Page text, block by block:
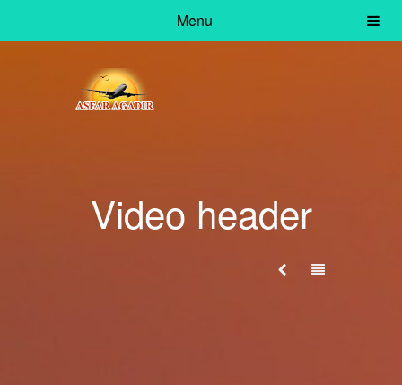
Menu
Video header